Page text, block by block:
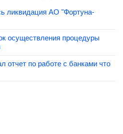
ликвидация АО "Фортуна-
осуществления процедуры
отчет по работе с банками что